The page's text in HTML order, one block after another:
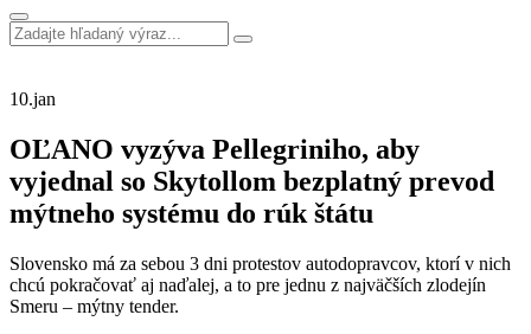
10.jan
OĽANO vyzýva Pellegriniho, aby
vyjednal so Skytollom bezplatný prevod
mýtneho systému do rúk štátu
Slovensko má za sebou 3 dni protestov autodopravcov, ktorí v nich
chcú pokračovať aj naďalej, a to pre jednu z najväčších zlodejín
Smeru – mýtny tender.